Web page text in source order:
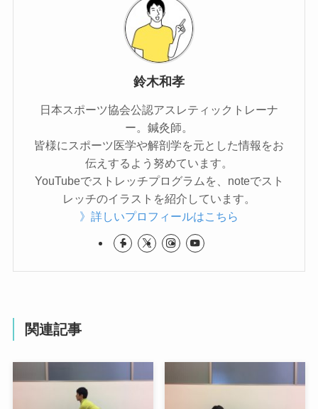
鈴木和孝
日本スポーツ協会公認アスレティックトレーナ
ー。鍼灸師。
皆様にスポーツ医学や解剖学を元とした情報をお
伝えするよう努めています。
YouTubeでストレッチプログラムを、noteでスト
レッチのイラストを紹介しています。
》詳しいプロフィールはこちら
関連記事